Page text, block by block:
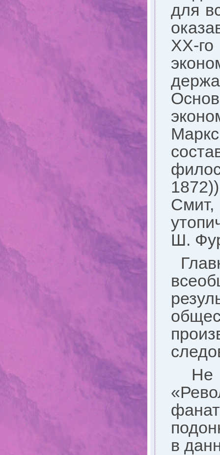
для
ХХ-го
Ш.
Не
в